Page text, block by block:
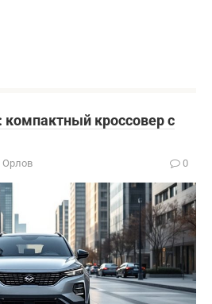
компактный кроссовер с
0